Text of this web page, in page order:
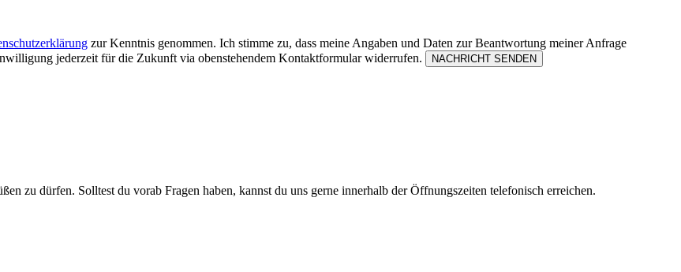
zur Kenntnis genommen. Ich stimme zu, dass meine Angaben und Daten zur Beantwortung meiner Anfrage
jederzeit für die Zukunft via obenstehendem Kontaktformular widerrufen.
zu dürfen. Solltest du vorab Fragen haben, kannst du uns gerne innerhalb der Öffnungszeiten telefonisch erreichen.